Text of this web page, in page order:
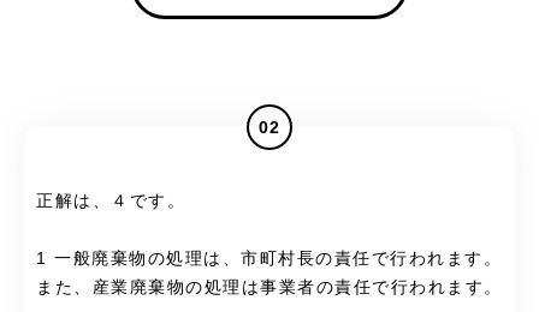
02
正解は、４です。
1 一般廃棄物の処理は、市町村長の責任で行われます。
また、産業廃棄物の処理は事業者の責任で行われます。